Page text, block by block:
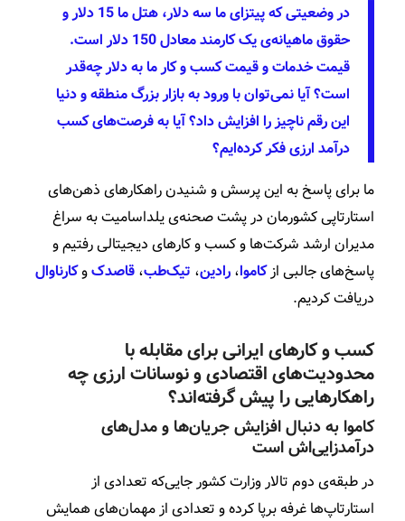
در وضعیتی که پیتزای ما سه دلار، هتل ما 15 دلار و
حقوق ماهیانه‌ی یک کارمند معادل 150 دلار است.
قیمت خدمات و قیمت کسب و کار ما به دلار چه‌قدر
است؟ آیا نمی‌توان با ورود به بازار بزرگ منطقه و دنیا
این رقم ناچیز را افزایش داد؟ آیا به فرصت‌های کسب
درآمد ارزی فکر کرده‌ایم؟
ما برای پاسخ به این پرسش‌ و شنیدن راهکارهای ذهن‌های
استارتاپی کشورمان در پشت صحنه‌ی یلداسامیت به سراغ
مدیران ارشد شرکت‌ها و کسب و کارهای دیجیتالی‌ رفتیم و
پاسخ‌های جالبی ازکاموا، رادین، تیک‌طب، قاصدکوکارناوال
دریافت کردیم.
کسب و کارهای ایرانی برای مقابله با
محدودیت‌های اقتصادی و نوسانات ارزی چه
راهکارهایی را پیش گرفته‌اند؟
کاموا به دنبال افزایش جریان‌ها و مدل‌های
درآمدزایی‌اش است
در طبقه‌ی دوم تالار وزارت کشور جایی‌که تعدادی از
استارتاپ‌ها غرفه برپا کرده و تعدادی از مهمان‌های همایش